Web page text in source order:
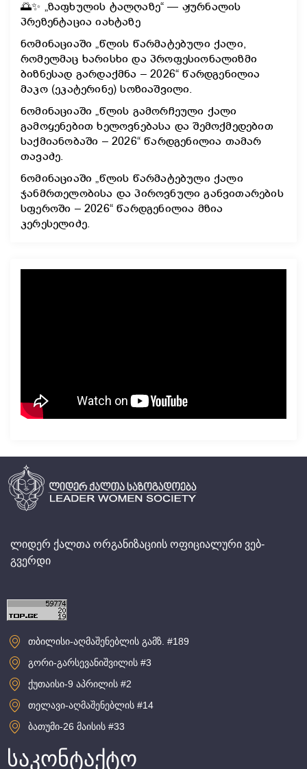
🌅✨ „ზაფხულის ტალღაზე“ — ჟურნალის
პრეზენტაცია იახტაზე
ნომინაციაში „წლის წარმატებული ქალი,
რომელმაც ხარისხი და პროფესიონალიზმი
ბიზნესად გარდაქმნა – 2026“ წარდგენილია
მაკო (ეკატერინე) სოზიაშვილი.
ნომინაციაში „წლის გამორჩეული ქალი
გამოყენებით ხელოვნებასა და შემოქმედებით
საქმიანობაში – 2026“ წარდგენილია თამარ
თავაძე.
ნომინაციაში „წლის წარმატებული ქალი
ჯანმრთელობისა და პიროვნული განვითარების
სფეროში – 2026“ წარდგენილია მზია
კერესელიძე.
ლიდერ ქალთა ორგანიზაციის ოფიციალური ვებ-
გვერდი
თბილისი-აღმაშენებლის გამზ. #189
გორი-გარსევანიშვილის #3
ქუთაისი-9 აპრილის #2
თელავი-აღმაშენებლის #14
ბათუმი-26 მაისის #33
საკონტაქტო